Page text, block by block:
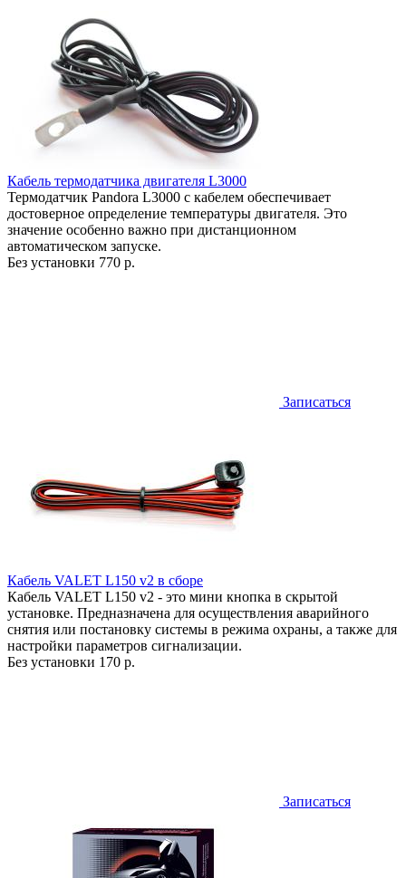
Кабель термодатчика двигателя L3000
Термодатчик Pandora L3000 с кабелем обеспечивает
достоверное определение температуры двигателя. Это
значение особенно важно при дистанционном
автоматическом запуске.
Без установки 770 р.
Записаться
Кабель VALET L150 v2 в сборе
Кабель VALET L150 v2 - это мини кнопка в скрытой
установке. Предназначена для осуществления аварийного
снятия или постановку системы в режима охраны, а также для
настройки параметров сигнализации.
Без установки 170 р.
Записаться